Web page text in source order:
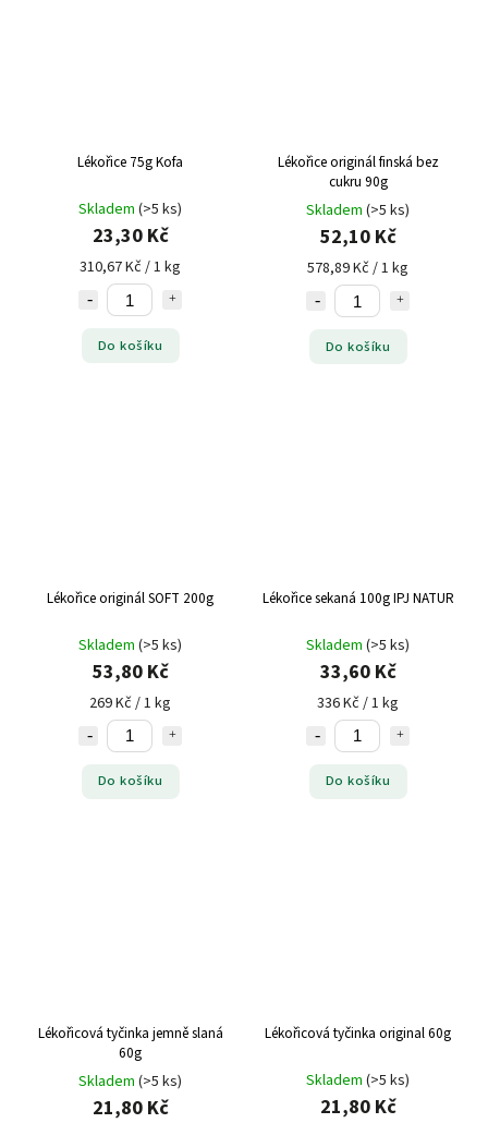
Lékořice 75g Kofa
Skladem (>5 ks)
23,30 Kč
310,67 Kč / 1 kg
Do košíku
Lékořice originál finská bez
cukru 90g
Skladem (>5 ks)
52,10 Kč
578,89 Kč / 1 kg
Do košíku
Lékořice originál SOFT 200g
Skladem (>5 ks)
53,80 Kč
269 Kč / 1 kg
Do košíku
Lékořice sekaná 100g IPJ NATUR
Skladem (>5 ks)
33,60 Kč
336 Kč / 1 kg
Do košíku
Lékořicová tyčinka jemně slaná
60g
Skladem (>5 ks)
21,80 Kč
Lékořicová tyčinka original 60g
Skladem (>5 ks)
21,80 Kč